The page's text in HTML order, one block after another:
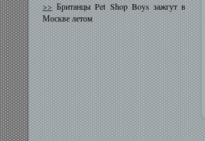
>>Британцы Pet Shop Boys зажгут в
Москве летом